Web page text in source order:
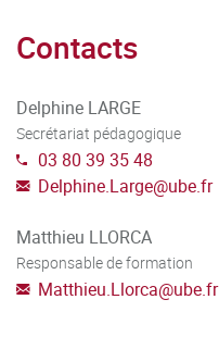
Contacts
Delphine LARGE
Secrétariat pédagogique
03 80 39 35 48
Delphine.Large@ube.fr
Matthieu LLORCA
Responsable de formation
Matthieu.Llorca@ube.fr